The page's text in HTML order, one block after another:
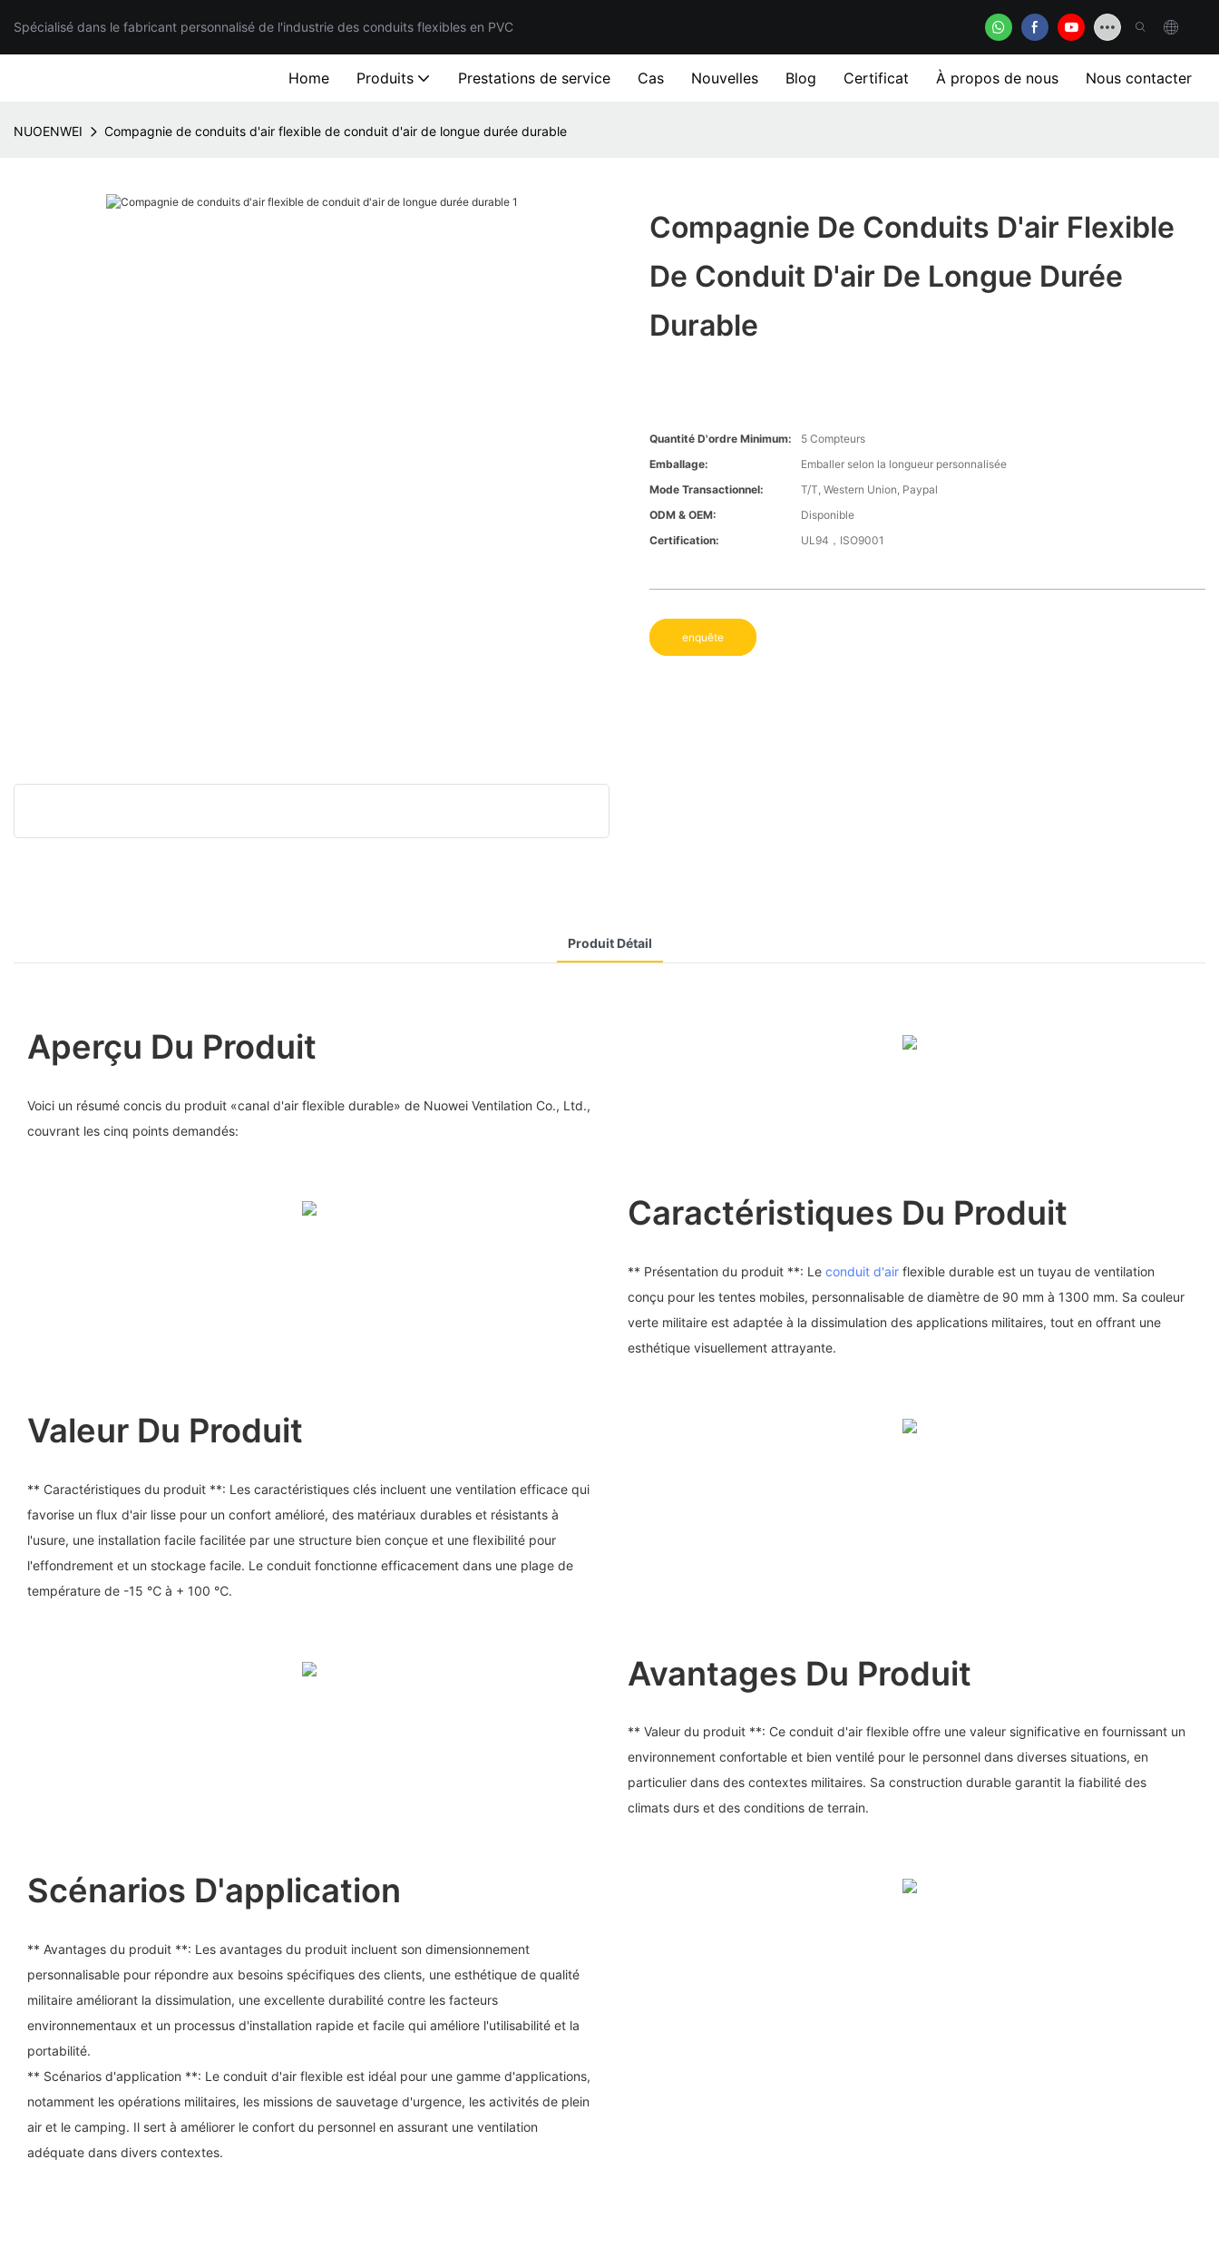
Spécialisé dans le fabricant personnalisé de l'industrie des conduits flexibles en PVC
Home Produits Prestations de service Cas Nouvelles Blog Certificat À propos de nous Nous contacter
NUOENWEI Compagnie de conduits d'air flexible de conduit d'air de longue durée durable
Compagnie De Conduits D'air Flexible
De Conduit D'air De Longue Durée
Durable
Quantité D'ordre Minimum:
5 Compteurs
Emballage:
Emballer selon la longueur personnalisée
Mode Transactionnel:
T/T, Western Union, Paypal
ODM & OEM:
Disponible
Certification:
UL94，ISO9001
enquête
Produit Détail
Aperçu Du Produit
Voici un résumé concis du produit «canal d'air flexible durable» de Nuowei Ventilation Co., Ltd.,
couvrant les cinq points demandés:
Caractéristiques Du Produit
** Présentation du produit **: Leconduit d'air flexible durable est un tuyau de ventilation
conçu pour les tentes mobiles, personnalisable de diamètre de 90 mm à 1300 mm. Sa couleur
verte militaire est adaptée à la dissimulation des applications militaires, tout en offrant une
esthétique visuellement attrayante.
Valeur Du Produit
** Caractéristiques du produit **: Les caractéristiques clés incluent une ventilation efficace qui
favorise un flux d'air lisse pour un confort amélioré, des matériaux durables et résistants à
l'usure, une installation facile facilitée par une structure bien conçue et une flexibilité pour
l'effondrement et un stockage facile. Le conduit fonctionne efficacement dans une plage de
température de -15 ℃ à + 100 ℃.
Avantages Du Produit
** Valeur du produit **: Ce conduit d'air flexible offre une valeur significative en fournissant un
environnement confortable et bien ventilé pour le personnel dans diverses situations, en
particulier dans des contextes militaires. Sa construction durable garantit la fiabilité des
climats durs et des conditions de terrain.
Scénarios D'application
** Avantages du produit **: Les avantages du produit incluent son dimensionnement
personnalisable pour répondre aux besoins spécifiques des clients, une esthétique de qualité
militaire améliorant la dissimulation, une excellente durabilité contre les facteurs
environnementaux et un processus d'installation rapide et facile qui améliore l'utilisabilité et la
portabilité.
** Scénarios d'application **: Le conduit d'air flexible est idéal pour une gamme d'applications,
notamment les opérations militaires, les missions de sauvetage d'urgence, les activités de plein
air et le camping. Il sert à améliorer le confort du personnel en assurant une ventilation
adéquate dans divers contextes.